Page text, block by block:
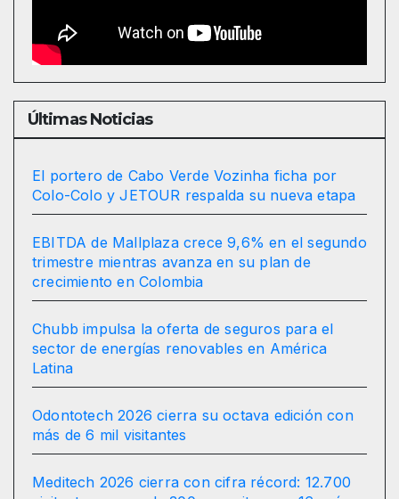
Últimas Noticias
El portero de Cabo Verde Vozinha ficha por
Colo-Colo y JETOUR respalda su nueva etapa
EBITDA de Mallplaza crece 9,6% en el segundo
trimestre mientras avanza en su plan de
crecimiento en Colombia
Chubb impulsa la oferta de seguros para el
sector de energías renovables en América
Latina
Odontotech 2026 cierra su octava edición con
más de 6 mil visitantes
Meditech 2026 cierra con cifra récord: 12.700